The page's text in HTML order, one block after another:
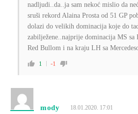
nadljudi..da..ja sam nekoć mislio da
sruši rekord Alaina Prosta od 51 GP
dolazi do velikih dominacija koje do
zabilježene..najprije dominacija MS sa
Red Bullom i na kraju LH sa
1 -1
mody 18.01.2020. 17:01